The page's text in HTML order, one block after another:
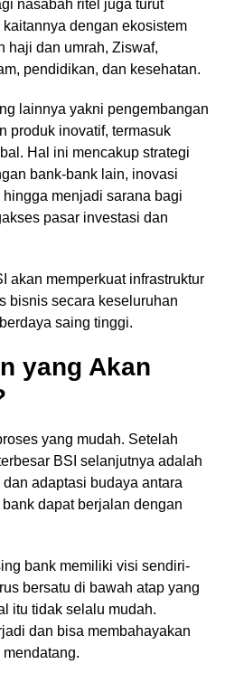
nasabah ritel juga turut
dengan ekosistem
haji dan umrah, Ziswaf,
pendidikan, dan kesehatan.
lainnya yakni pengembangan
produk inovatif, termasuk
Hal ini mencakup strategi
bank-bank lain, inovasi
menjadi sarana bagi
pasar investasi dan
akan memperkuat infrastruktur
bisnis secara keseluruhan
saing tinggi.
yang Akan
yang mudah. Setelah
BSI selanjutnya adalah
adaptasi budaya antara
dapat berjalan dengan
bank memiliki visi sendiri-
bersatu di bawah atap yang
itu tidak selalu mudah.
dan bisa membahayakan